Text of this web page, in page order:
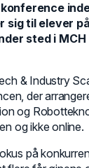
sig til elever
sted i
& Industry
der
og
og ikke online.
på